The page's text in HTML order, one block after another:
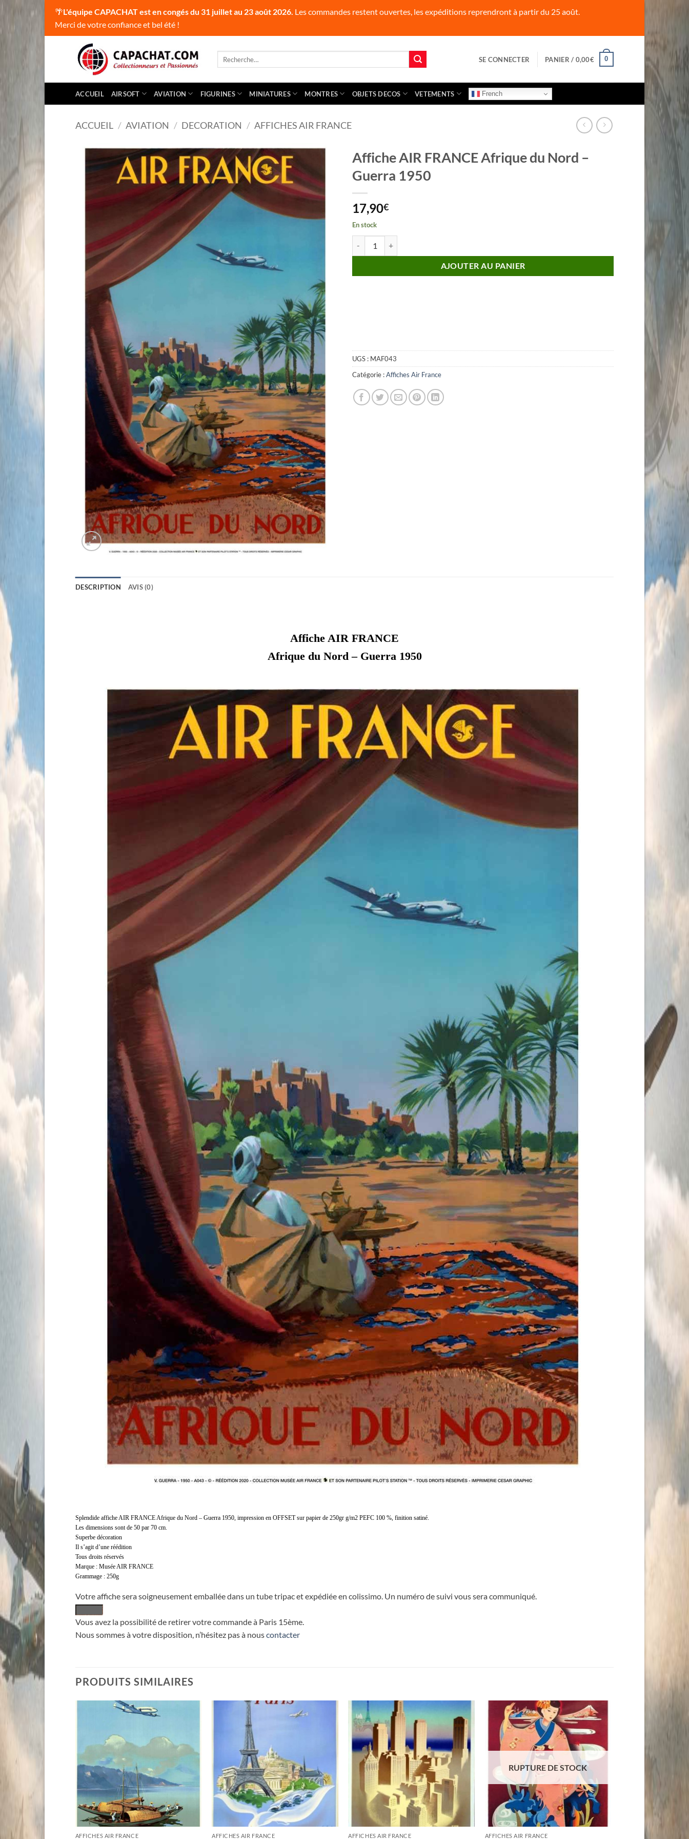
🌴L'équipe CAPACHAT est en congés du 31 juillet au 23 août 2026. Les commandes restent ouvertes, les expéditions reprendront à partir du 25 août.
Merci de votre confiance et bel été !
SE CONNECTER PANIER / 0,00€ 0
ACCUEIL AIRSOFT AVIATION FIGURINES MINIATURES MONTRES OBJETS DECOS VETEMENTS French
ACCUEIL / AVIATION / DECORATION / AFFICHES AIR FRANCE
Affiche AIR FRANCE Afrique du Nord –
Guerra 1950
17,90€
En stock
AJOUTER AU PANIER
UGS : MAF043
Catégorie :Affiches Air France
DESCRIPTION AVIS (0)
Affiche AIR FRANCE
Afrique du Nord – Guerra 1950
Splendide affiche AIR FRANCE Afrique du Nord – Guerra 1950, impression en OFFSET sur papier de 250gr g/m2 PEFC 100 %, finition satiné.
Les dimensions sont de 50 par 70 cm.
Superbe décoration
Il s’agit d’une réédition
Tous droits réservés
Marque : Musée AIR FRANCE
Grammage : 250g
Votre affiche sera soigneusement emballée dans un tube tripac et expédiée en colissimo. Un numéro de suivi vous sera communiqué.
Vous avez la possibilité de retirer votre commande à Paris 15ème.
Nous sommes à votre disposition, n’hésitez pas à nouscontacter
PRODUITS SIMILAIRES
AFFICHES AIR FRANCE AFFICHES AIR FRANCE AFFICHES AIR FRANCE
RUPTURE DE STOCK
AFFICHES AIR FRANCE